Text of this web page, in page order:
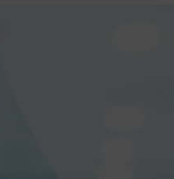
Munkácsy nem